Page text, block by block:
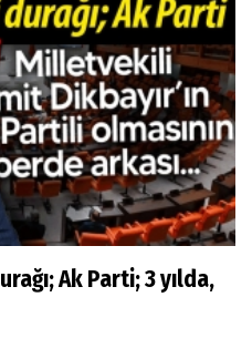
Ak Parti; 3 yılda,